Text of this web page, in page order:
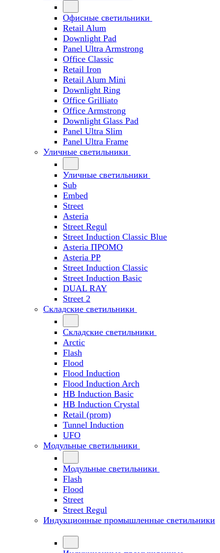
Офисные светильники
Retail Alum
Downlight Pad
Panel Ultra Armstrong
Office Classic
Retail Iron
Retail Alum Mini
Downlight Ring
Office Grilliato
Office Armstrong
Downlight Glass Pad
Panel Ultra Slim
Panel Ultra Frame
Уличные светильники
Уличные светильники
Sub
Embed
Street
Asteria
Street Regul
Street Induction Classic Blue
Asteria ПРОМО
Asteria PP
Street Induction Classic
Street Induction Basic
DUAL RAY
Street 2
Складские светильники
Складские светильники
Arctic
Flash
Flood
Flood Induction
Flood Induction Arch
HB Induction Basic
HB Induction Crystal
Retail (prom)
Tunnel Induction
UFO
Модульные светильники
Модульные светильники
Flash
Flood
Street
Street Regul
Индукционные промышленные светильники